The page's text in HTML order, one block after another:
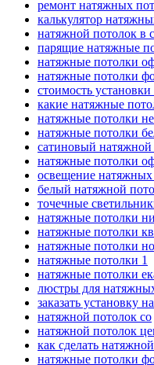
ремонт натяжных
калькулятор
натяжной потолок в
парящие натяжные
натяжные потолки
натяжные потолки
стоимость
какие натяжные
натяжные потолки
натяжные потолки
сатиновый натяжной
натяжные потолки
освещение натяжных
белый натяжной
точечные
натяжные потолки
натяжные потолки
натяжные потолки
натяжные потолки 1
натяжные потолки
люстры для
заказать установку
натяжной потолок со
натяжной потолок
как сделать
натяжные потолки